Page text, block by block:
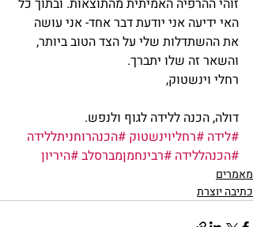
זוהי ההרפיה האמיתית מהתוצאות. ובתוך כל
האי ידיעה אני יודעת דבר אחד- אני עושה
את ההשתדלות שלי על הצד הטוב ביותר,
והשאר זה שלו יתברך.
רחלי וינשטוק,
דולה, הכנה ללידה לגוף ולנפש.
#לידה #רחליוינשטוק #הכנהרוחניתללידה
#הכנהללידה #רבינחמןמברסלב#היריון
מאמרים
כתיבה יוצרת